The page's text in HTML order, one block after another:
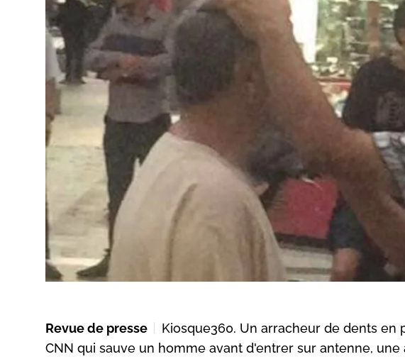
Revue de presse
Kiosque360. Un arracheur de dents en
CNN qui sauve un homme avant d'entrer sur antenne,